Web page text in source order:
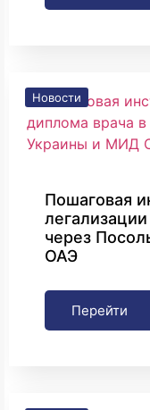
Новости
Пошаговая
через
ОАЭ
Перейти